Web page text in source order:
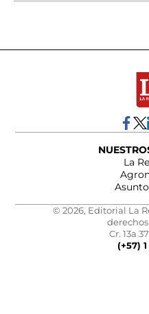
La
© 2026, Editorial La
Cr. 13a
(+57)